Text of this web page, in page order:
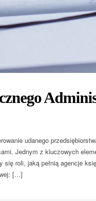
udanego
Jednym z kluczowych
roli, jaką pełnią agencje
[…]